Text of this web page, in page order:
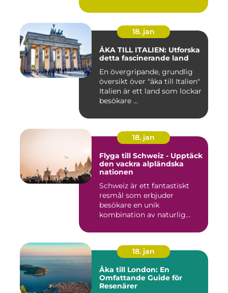
18. jan
ÅKA TILL ITALIEN: Utforska
detta fascinerande land
En övergripande, grundlig
översikt över "åka till Italien"
Italien är ett land som lockar
besökare ...
18. jan
Flyga till Schweiz - Upptäck
den vackra alpländska
nationen
Schweiz är ett fantastiskt
resmål som erbjuder
besökare en unik
kombination av naturlig
18. jan
Åka till London: En
Omfattande Guide för
Resenärer